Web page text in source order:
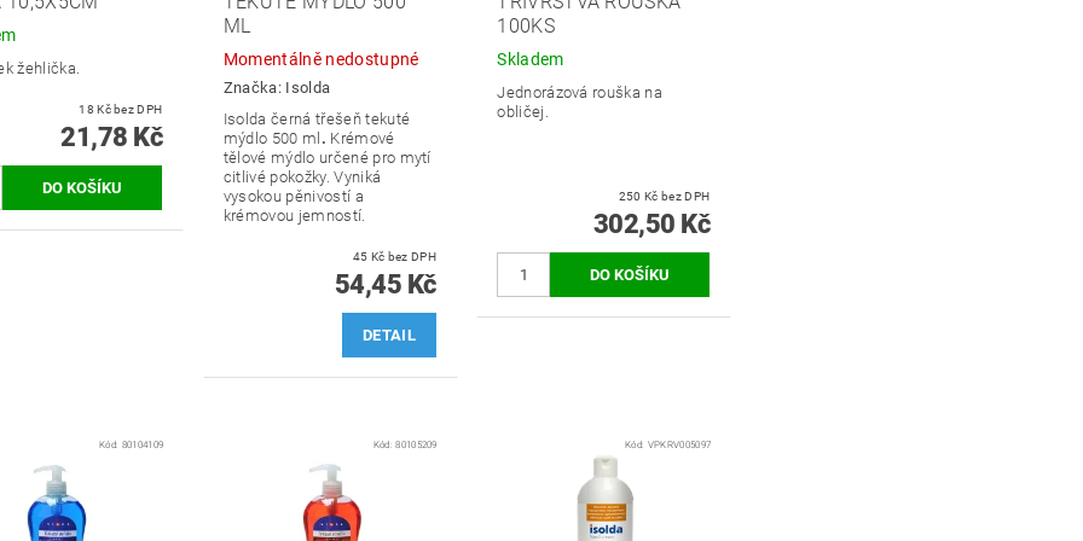
žehlička.
18 Kč bez DPH
21,78 Kč
ML
Momentálně nedostupné
Značka: Isolda
Isolda černá třešeň tekuté
mýdlo 500 ml . ​Krémové
tělové mýdlo určené pro mytí
citlivé pokožky. Vyniká
vysokou pěnivostí a
krémovou jemností.
45 Kč bez DPH
54,45 Kč
DETAIL
100KS
Skladem
Jednorázová rouška na
obličej.
250 Kč bez DPH
302,50 Kč
Kód: 80104109 Kód:80105209 Kód: VPKRV005097